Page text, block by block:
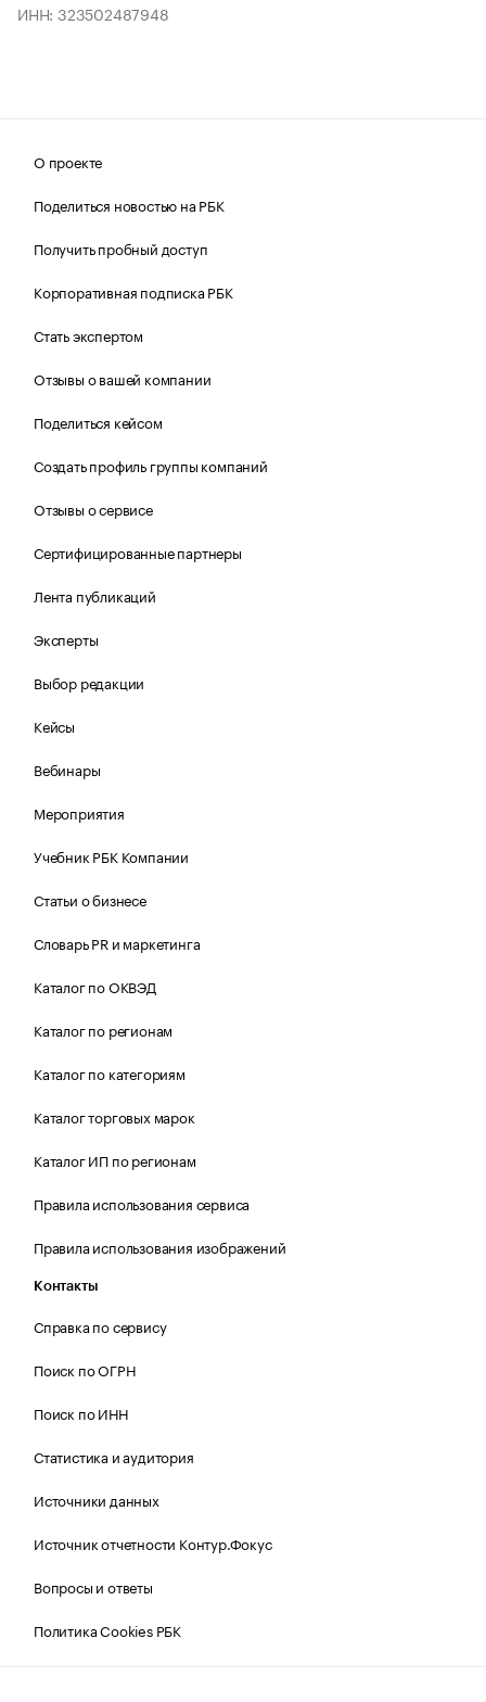
ИНН: 323502487948
О проекте
Поделиться новостью на РБК
Получить пробный доступ
Корпоративная подписка РБК
Стать экспертом
Отзывы о вашей компании
Поделиться кейсом
Создать профиль группы компаний
Отзывы о сервисе
Сертифицированные партнеры
Лента публикаций
Эксперты
Выбор редакции
Кейсы
Вебинары
Мероприятия
Учебник РБК Компании
Статьи о бизнесе
Словарь PR и маркетинга
Каталог по ОКВЭД
Каталог по регионам
Каталог по категориям
Каталог торговых марок
Каталог ИП по регионам
Правила использования сервиса
Правила использования изображений
Контакты
Справка по сервису
Поиск по ОГРН
Поиск по ИНН
Статистика и аудитория
Источники данных
Источник отчетности Контур.Фокус
Вопросы и ответы
Политика Cookies РБК